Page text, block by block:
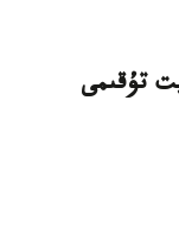
تۇقىمى